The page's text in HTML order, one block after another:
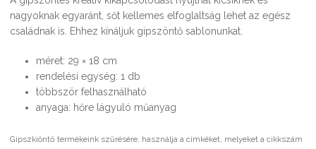
nagyoknak egyaránt, sőt kellemes elfoglaltság lehet az egész
családnak is. Ehhez kínáljuk gipszöntő sablonunkat.
méret: 29 × 18 cm
rendelési egység: 1 db
többször felhasználható
anyaga: hőre lágyuló műanyag
Gipszkiöntő termékeink szűrésére, használja a címkéket, melyeket a cikkszám